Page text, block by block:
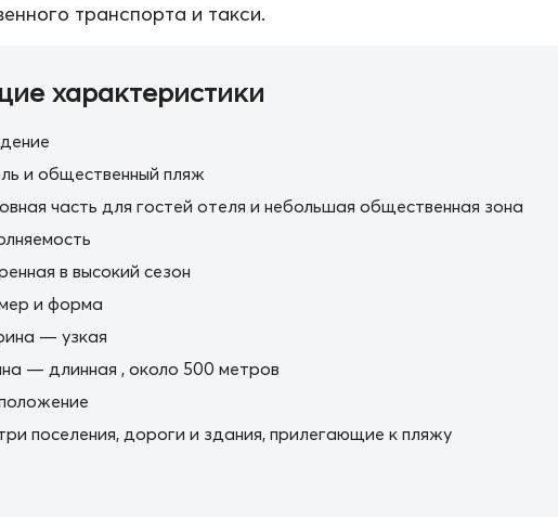
транспорта и такси.
характеристики
и общественный пляж
часть для гостей отеля и небольшая общественная зона
в высокий сезон
и форма
— узкая
— длинная , около 500 метров
поселения, дороги и здания, прилегающие к пляжу